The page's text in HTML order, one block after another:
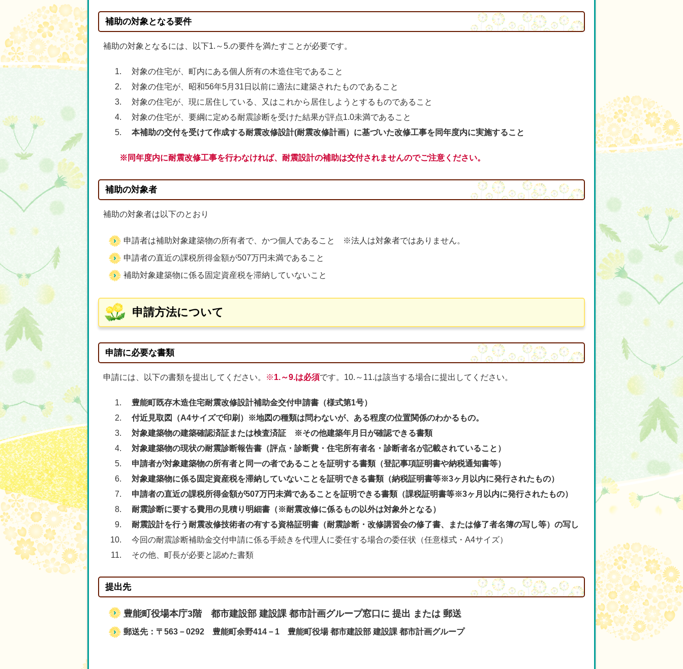
補助の対象となる要件
補助の対象となるには、以下1.～5.の要件を満たすことが必要です。
対象の住宅が、町内にある個人所有の木造住宅であること
対象の住宅が、昭和56年5月31日以前に適法に建築されたものであること
対象の住宅が、現に居住している、又はこれから居住しようとするものであること
対象の住宅が、要綱に定める耐震診断を受けた結果が評点1.0未満であること
本補助の交付を受けて作成する耐震改修設計(耐震改修計画）に基づいた改修工事を同年度内に実施すること
※同年度内に耐震改修工事を行わなければ、耐震設計の補助は交付されませんのでご注意ください。
補助の対象者
補助の対象者は以下のとおり
申請者は補助対象建築物の所有者で、かつ個人であること ※法人は対象者ではありません。
申請者の直近の課税所得金額が507万円未満であること
補助対象建築物に係る固定資産税を滞納していないこと
申請方法について
申請に必要な書類
申請には、以下の書類を提出してください。 ※1.～9.は必須です。10.～11.は該当する場合に提出してください。
豊能町既存木造住宅耐震改修設計補助金交付申請書（様式第1号）
付近見取図（A4サイズで印刷）※地図の種類は問わないが、ある程度の位置関係のわかるもの。
対象建築物の建築確認済証または検査済証 ※その他建築年月日が確認できる書類
対象建築物の現状の耐震診断報告書（評点・診断費・住宅所有者名・診断者名が記載されていること）
申請者が対象建築物の所有者と同一の者であることを証明する書類（登記事項証明書や納税通知書等）
対象建築物に係る固定資産税を滞納していないことを証明できる書類（納税証明書等※3ヶ月以内に発行されたもの）
申請者の直近の課税所得金額が507万円未満であることを証明できる書類（課税証明書等※3ヶ月以内に発行されたもの）
耐震診断に要する費用の見積り明細書（※耐震改修に係るもの以外は対象外となる）
耐震設計を行う耐震改修技術者の有する資格証明書（耐震診断・改修講習会の修了書、または修了者名簿の写し等）の写し
今回の耐震診断補助金交付申請に係る手続きを代理人に委任する場合の委任状（任意様式・A4サイズ）
その他、町長が必要と認めた書類
提出先
豊能町役場本庁3階 都市建設部 建設課 都市計画グループ窓口に 提出 または 郵送
郵送先：〒563－0292 豊能町余野414－1 豊能町役場 都市建設部 建設課 都市計画グループ